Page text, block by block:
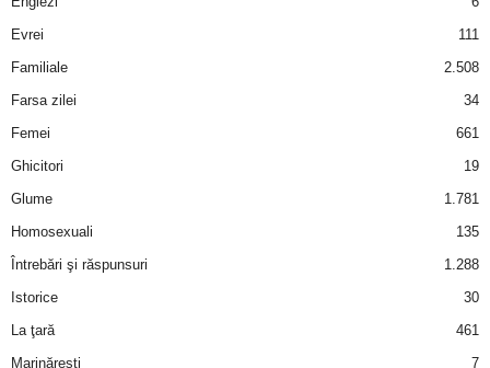
Evrei
111
Familiale
2.508
Farsa zilei
34
Femei
661
Ghicitori
19
Glume
1.781
Homosexuali
135
Întrebări şi răspunsuri
1.288
Istorice
30
La ţară
461
Marinăreşti
7